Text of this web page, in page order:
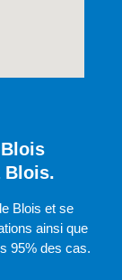
Blois.
Blois et se
ainsi que
95% des cas.